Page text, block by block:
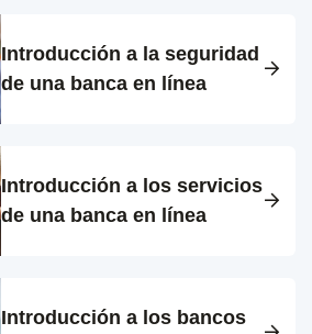
Introducción a la seguridad
de una banca en línea
Introducción a los servicios
de una banca en línea
Introducción a los bancos